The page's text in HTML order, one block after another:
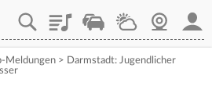
PlaylistStaupilotWetterWebcam
Meldungen > Darmstadt: Jugendlicher